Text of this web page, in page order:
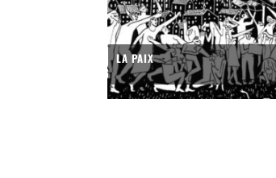
LA PAIX